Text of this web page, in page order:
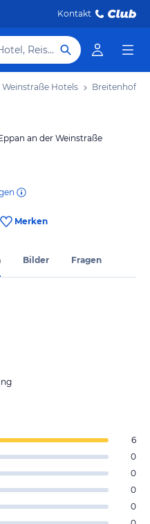
Kontakt
Hotel, Reiseziel
Hotels Breitenhof
an der Weinstraße
Merken
Bilder Fragen
6
0
0
0
0